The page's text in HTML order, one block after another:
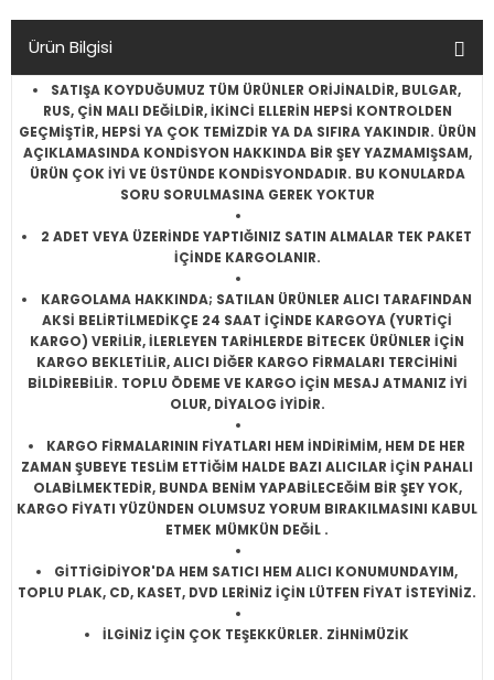
Ürün Bilgisi
SATIŞA KOYDUĞUMUZ TÜM ÜRÜNLER ORİJİNALDİR, BULGAR,
RUS, ÇİN MALI DEĞİLDİR, İKİNCİ ELLERİN HEPSİ KONTROLDEN
GEÇMİŞTİR, HEPSİ YA ÇOK TEMİZDİR YA DA SIFIRA YAKINDIR. ÜRÜN
AÇIKLAMASINDA KONDİSYON HAKKINDA BİR ŞEY YAZMAMIŞSAM,
ÜRÜN ÇOK İYİ VE ÜSTÜNDE KONDİSYONDADIR. BU KONULARDA
SORU SORULMASINA GEREK YOKTUR
2 ADET VEYA ÜZERİNDE YAPTIĞINIZ SATIN ALMALAR TEK PAKET
İÇİNDE KARGOLANIR.
KARGOLAMA HAKKINDA; SATILAN ÜRÜNLER ALICI TARAFINDAN
AKSİ BELİRTİLMEDİKÇE 24 SAAT İÇİNDE KARGOYA (YURTİÇİ
KARGO) VERİLİR, İLERLEYEN TARİHLERDE BİTECEK ÜRÜNLER İÇİN
KARGO BEKLETİLİR, ALICI DİĞER KARGO FİRMALARI TERCİHİNİ
BİLDİREBİLİR. TOPLU ÖDEME VE KARGO İÇİN MESAJ ATMANIZ İYİ
OLUR, DİYALOG İYİDİR.
KARGO FİRMALARININ FİYATLARI HEM İNDİRİMİM, HEM DE HER
ZAMAN ŞUBEYE TESLİM ETTİĞİM HALDE BAZI ALICILAR İÇİN PAHALI
OLABİLMEKTEDİR, BUNDA BENİM YAPABİLECEĞİM BİR ŞEY YOK,
KARGO FİYATI YÜZÜNDEN OLUMSUZ YORUM BIRAKILMASINI KABUL
ETMEK MÜMKÜN DEĞİL .
GİTTİGİDİYOR'DA HEM SATICI HEM ALICI KONUMUNDAYIM,
TOPLU PLAK, CD, KASET, DVD LERİNİZ İÇİN LÜTFEN FİYAT İSTEYİNİZ.
İLGİNİZ İÇİN ÇOK TEŞEKKÜRLER. ZİHNİMÜZİK